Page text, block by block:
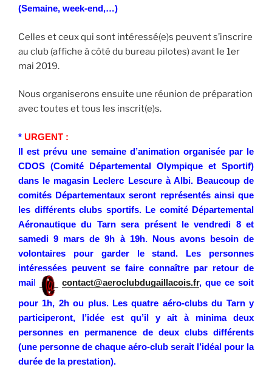
(Semaine, week-end,…)
Celles et ceux qui sont intéressé(e)s peuvent s’inscrire
au club (affiche à côté du bureau pilotes) avant le 1er
mai 2019.
Nous organiserons ensuite une réunion de préparation
avec toutes et tous les inscrit(e)s.
* URGENT :
Il est prévu une semaine d’animation organisée par le
CDOS (Comité Départemental Olympique et Sportif)
dans le magasin Leclerc Lescure à Albi. Beaucoup de
comités Départementaux seront représentés ainsi que
les différents clubs sportifs. Le comité Départemental
Aéronautique du Tarn sera présent le vendredi 8 et
samedi 9 mars de 9h à 19h. Nous avons besoin de
volontaires pour garder le stand. Les personnes
intéressées peuvent se faire connaître par retour de
mail
contact@aeroclubdugaillacois.fr, que ce soit
pour 1h, 2h ou plus. Les quatre aéro-clubs du Tarn y
participeront, l’idée est qu’il y ait à minima deux
personnes en permanence de deux clubs différents
(une personne de chaque aéro-club serait l’idéal pour la
durée de la prestation).